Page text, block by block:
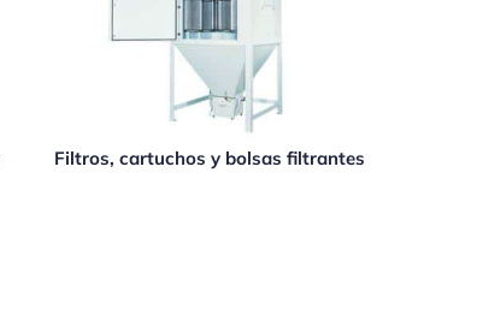
Filtros, cartuchos y bolsas filtrantes